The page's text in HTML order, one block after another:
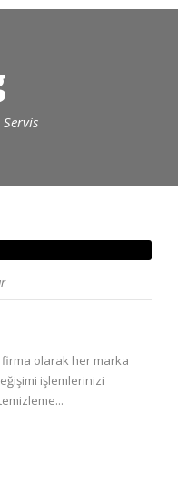
olarak her marka
işlemlerinizi